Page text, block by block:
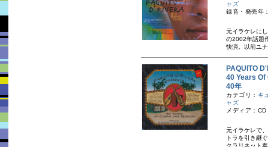
ャズ
録音・発売年
元イラケレに
の2002年話題
快演。以前ユ
PAQUITO
40 Years
40年
カテゴリ： キ
ャズ
メディア：CD
元イラケレで
トラを引き継
クラリネット